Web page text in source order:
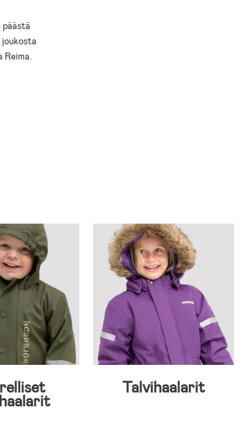
päästä
Reima.
Talvihaalarit